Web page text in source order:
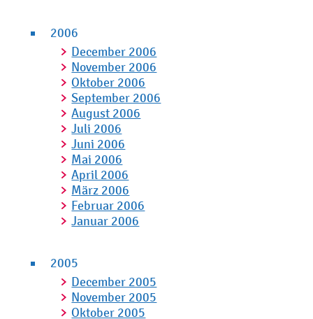
2006
December 2006
November 2006
Oktober 2006
September 2006
August 2006
Juli 2006
Juni 2006
Mai 2006
April 2006
März 2006
Februar 2006
Januar 2006
2005
December 2005
November 2005
Oktober 2005